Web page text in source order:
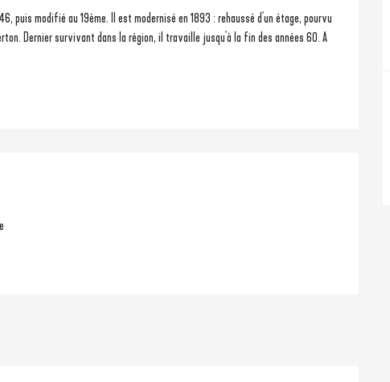
puis modifié au 19ème. Il est modernisé en 1893 : rehaussé d'un étage, pourvu
Dernier survivant dans la région, il travaille jusqu'à la fin des années 60. A